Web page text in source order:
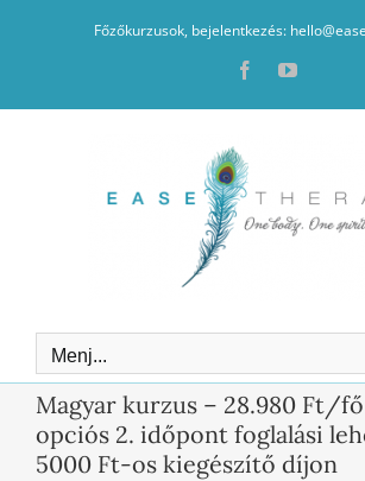
Főzőkurzusok, bejelentkezés:
FacebookYouTube
Menj...
Magyar kurzus – 28.980 Ft/
opciós 2. időpont foglalási
5000 Ft-os kiegészítő díjon